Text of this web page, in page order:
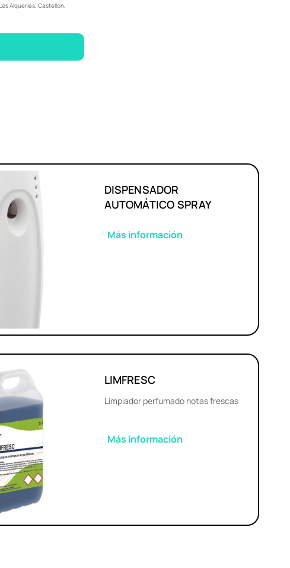
Alqueries, Castellón,
DISPENSADOR
AUTOMÁTICO SPRAY
Más información
LIMFRESC
Limpiador perfumado notas frescas
Más información